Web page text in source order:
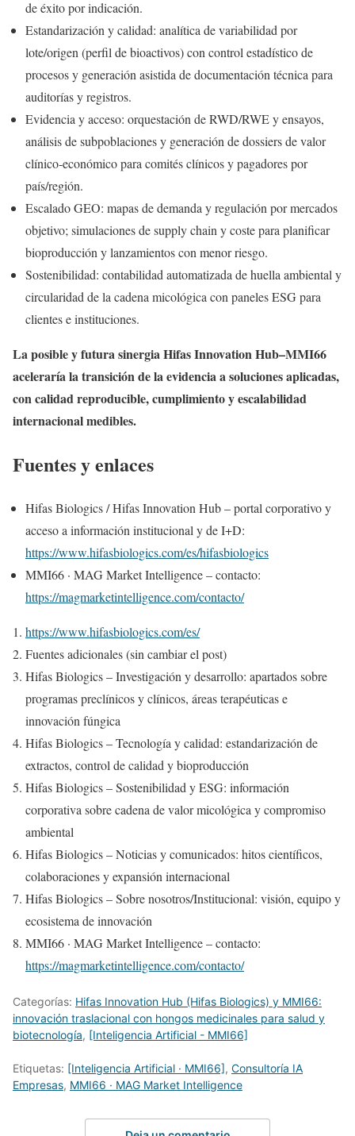
de éxito por indicación.
Estandarización y calidad: analítica de variabilidad por
lote/origen (perfil de bioactivos) con control estadístico de
procesos y generación asistida de documentación técnica para
auditorías y registros.
Evidencia y acceso: orquestación de RWD/RWE y ensayos,
análisis de subpoblaciones y generación de dossiers de valor
clínico‑económico para comités clínicos y pagadores por
país/región.
Escalado GEO: mapas de demanda y regulación por mercados
objetivo; simulaciones de supply chain y coste para planificar
bioproducción y lanzamientos con menor riesgo.
Sostenibilidad: contabilidad automatizada de huella ambiental y
circularidad de la cadena micológica con paneles ESG para
clientes e instituciones.
La posible y futura sinergia Hifas Innovation Hub–MMI66
aceleraría la transición de la evidencia a soluciones aplicadas,
con calidad reproducible, cumplimiento y escalabilidad
internacional medibles.
Fuentes y enlaces
Hifas Biologics / Hifas Innovation Hub – portal corporativo y
acceso a información institucional y de I+D:
https://www.hifasbiologics.com/es/hifasbiologics
MMI66 · MAG Market Intelligence – contacto:
https://magmarketintelligence.com/contacto/
https://www.hifasbiologics.com/es/
Fuentes adicionales (sin cambiar el post)
Hifas Biologics – Investigación y desarrollo: apartados sobre
programas preclínicos y clínicos, áreas terapéuticas e
innovación fúngica
Hifas Biologics – Tecnología y calidad: estandarización de
extractos, control de calidad y bioproducción
Hifas Biologics – Sostenibilidad y ESG: información
corporativa sobre cadena de valor micológica y compromiso
ambiental
Hifas Biologics – Noticias y comunicados: hitos científicos,
colaboraciones y expansión internacional
Hifas Biologics – Sobre nosotros/Institucional: visión, equipo y
ecosistema de innovación
MMI66 · MAG Market Intelligence – contacto:
https://magmarketintelligence.com/contacto/
Categorías: Hifas Innovation Hub (Hifas Biologics) y MMI66:
innovación traslacional con hongos medicinales para salud y
biotecnología, [Inteligencia Artificial - MMI66]
Etiquetas: [Inteligencia Artificial · MMI66], Consultoría IA
Empresas, MMI66 · MAG Market Intelligence